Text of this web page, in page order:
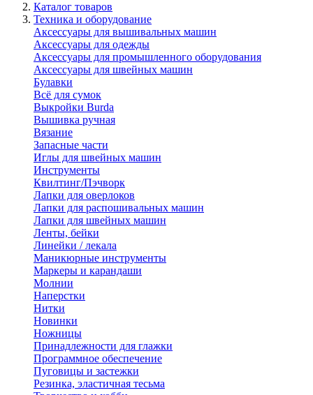
Каталог товаров
Техника и оборудование
Аксессуары для вышивальных машин
Аксессуары для одежды
Аксессуары для промышленного оборудования
Аксессуары для швейных машин
Булавки
Всё для сумок
Выкройки Burda
Вышивка ручная
Вязание
Запасные части
Иглы для швейных машин
Инструменты
Квилтинг/Пэчворк
Лапки для оверлоков
Лапки для распошивальных машин
Лапки для швейных машин
Ленты, бейки
Линейки / лекала
Маникюрные инструменты
Маркеры и карандаши
Молнии
Наперстки
Нитки
Новинки
Ножницы
Принадлежности для глажки
Программное обеспечение
Пуговицы и застежки
Резинка, эластичная тесьма